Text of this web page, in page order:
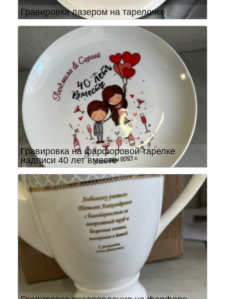
Гравировка лазером на тарелочке
Гравировка на фарфоровой тарелке
надписи 40 лет вместе